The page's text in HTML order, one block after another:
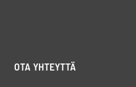
OTA YHTEYTTÄ